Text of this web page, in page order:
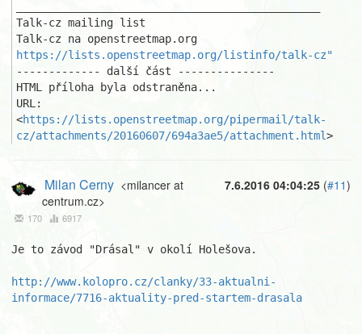
Talk-cz mailing list
https://lists.openstreetmap.org/listinfo/talk-cz"
------------- další část ---------------
HTML příloha byla odstraněna...
URL:
<https://lists.openstreetmap.org/pipermail/talk-
cz/attachments/20160607/694a3ae5/attachment.html>
7.6.2016 04:04:25 (#11)
Milan Cerny <milancer at
centrum.cz>
170 6917
Je to závod "Drásal" v okolí Holešova.
http://www.kolopro.cz/clanky/33-aktualni-
informace/7716-aktuality-pred-startem-drasala